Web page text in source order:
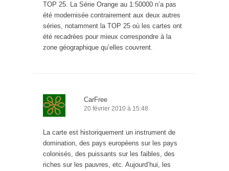
TOP 25. La Série Orange au 1:50000 n’a pas
été modernisée contrairement aux deux autres
séries, notamment la TOP 25 où les cartes ont
été recadrées pour mieux correspondre à la
zone géographique qu’elles couvrent.
CarFree
20 février 2010 à 15:48
La carte est historiquement un instrument de
domination, des pays européens sur les pays
colonisés, des puissants sur les faibles, des
riches sur les pauvres, etc. Aujourd’hui, les